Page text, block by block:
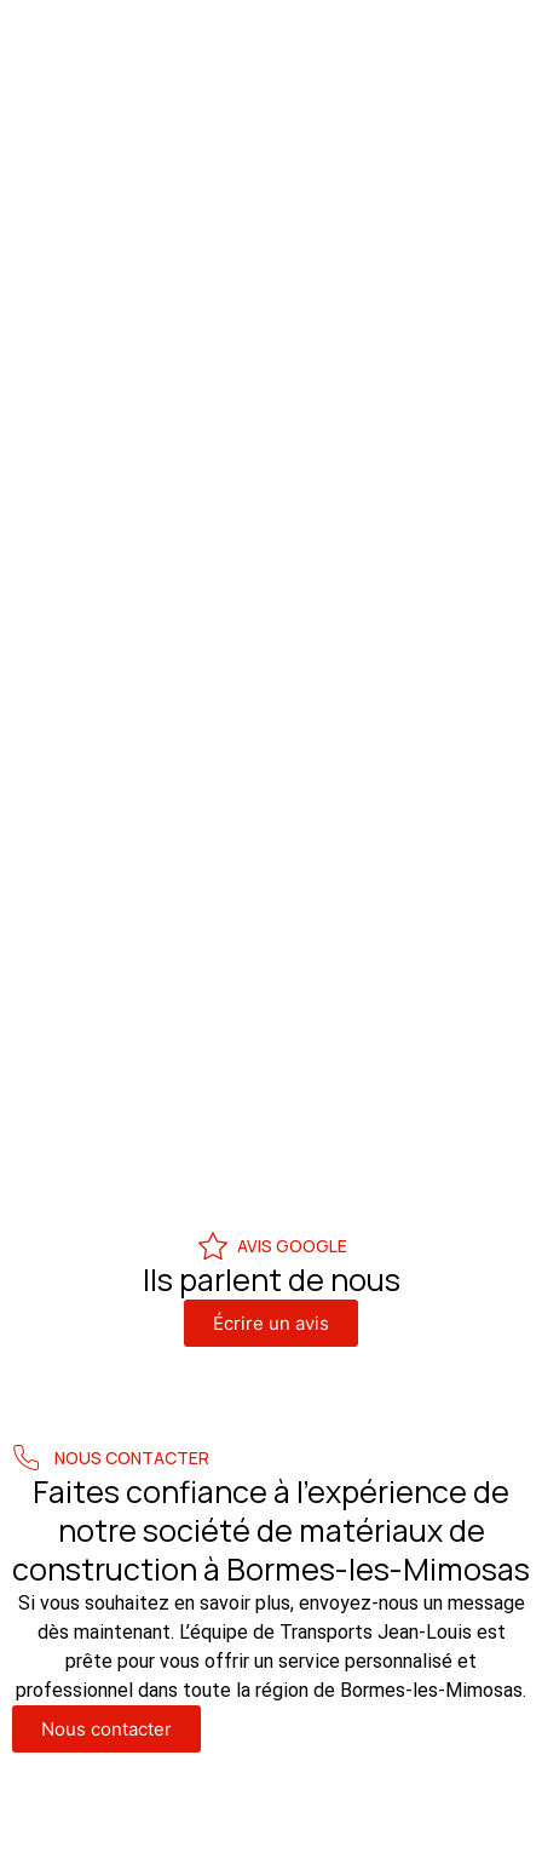
AVIS GOOGLE
Ils parlent de nous
Écrire un avis
NOUS CONTACTER
Faites confiance à l’expérience de
notre société de matériaux de
construction à Bormes-les-Mimosas
Si vous souhaitez en savoir plus, envoyez-nous un message
dès maintenant. L’équipe de Transports Jean-Louis est
prête pour vous offrir un service personnalisé et
professionnel dans toute la région de Bormes-les-Mimosas.
Nous contacter